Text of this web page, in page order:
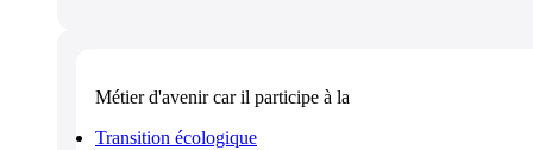
Métier d'avenircar il participe à la
Transition écologique